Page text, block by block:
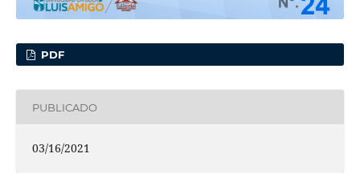
PDF
PUBLICADO
03/16/2021